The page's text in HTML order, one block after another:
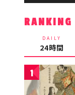
RANKING
DAILY
24時間
1